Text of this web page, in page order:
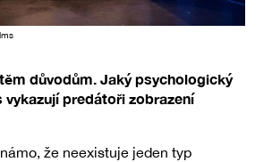
důvodům. Jaký psychologický
predátoři zobrazení
že neexistuje jeden typ